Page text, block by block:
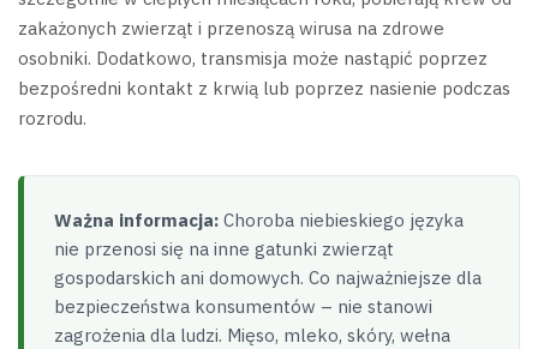
zakażonych zwierząt i przenoszą wirusa na zdrowe
osobniki. Dodatkowo, transmisja może nastąpić poprzez
bezpośredni kontakt z krwią lub poprzez nasienie podczas
rozrodu.
Ważna informacja: Choroba niebieskiego języka
nie przenosi się na inne gatunki zwierząt
gospodarskich ani domowych. Co najważniejsze dla
bezpieczeństwa konsumentów – nie stanowi
zagrożenia dla ludzi. Mięso, mleko, skóry, wełna